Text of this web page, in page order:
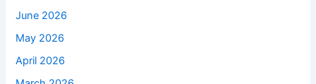
June 2026
May 2026
April 2026